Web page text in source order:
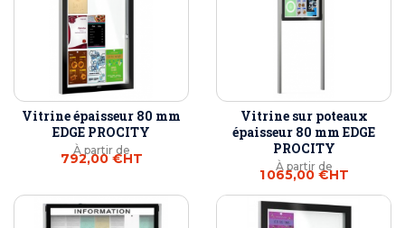
Vitrine épaisseur 80 mm
EDGE PROCITY
À partir de
792,00 €HT
Vitrine sur poteaux
épaisseur 80 mm EDGE
PROCITY
À partir de
1 065,00 €HT